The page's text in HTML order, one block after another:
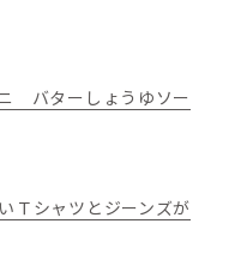
　バターしょうゆソー
Ｔシャツとジーンズが